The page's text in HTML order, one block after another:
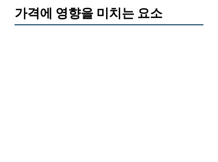
가격에 영향을 미치는 요소